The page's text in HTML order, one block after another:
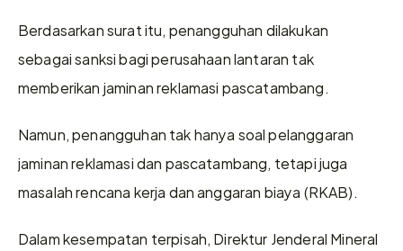
Berdasarkan surat itu, penangguhan dilakukan
sebagai sanksi bagi perusahaan lantaran tak
memberikan jaminan reklamasi pascatambang.
Namun, penangguhan tak hanya soal pelanggaran
jaminan reklamasi dan pascatambang, tetapi juga
masalah rencana kerja dan anggaran biaya (RKAB).
Dalam kesempatan terpisah, Direktur Jenderal Mineral